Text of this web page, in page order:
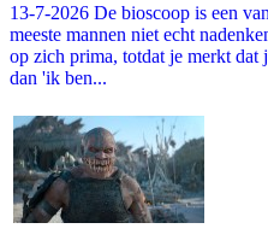
13-7-2026 De bioscoop is een
meeste mannen niet echt
op zich prima, totdat je merkt dat
dan 'ik ben...